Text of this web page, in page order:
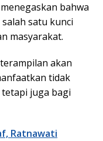
bahwa
satu kunci
masyarakat.
akan
tidak
juga bagi
Ratnawati